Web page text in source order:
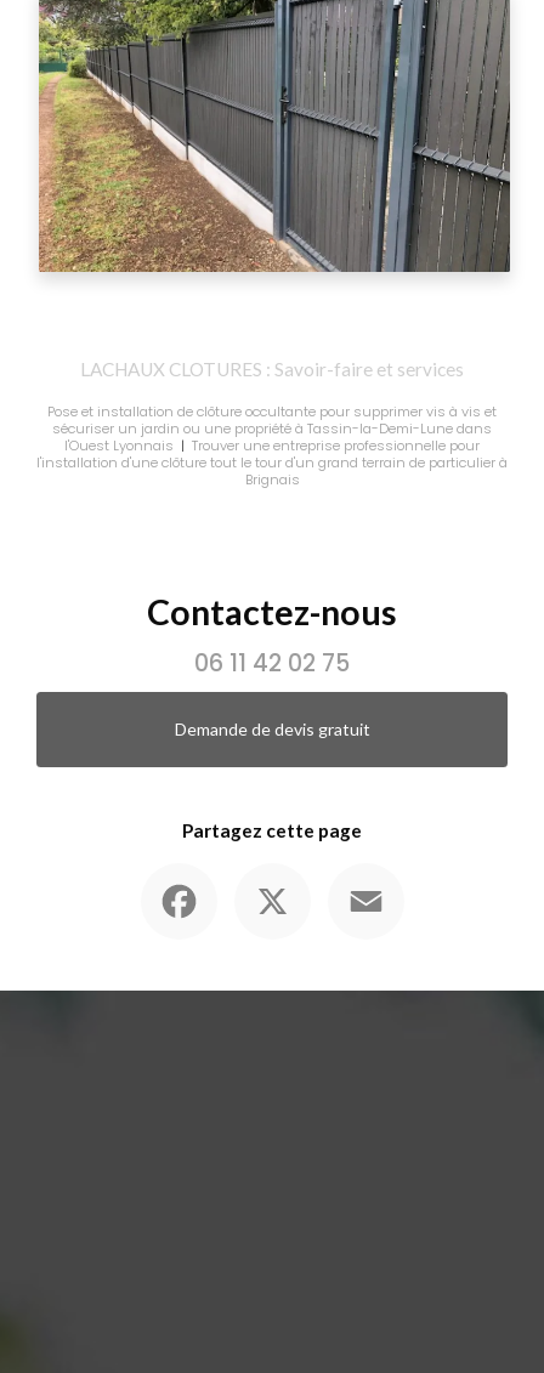
LACHAUX CLOTURES : Savoir-faire et services
Pose et installation de clôture occultante pour supprimer vis à vis et
sécuriser un jardin ou une propriété à Tassin-la-Demi-Lune dans
l'Ouest Lyonnais | Trouver une entreprise professionnelle pour
l'installation d'une clôture tout le tour d'un grand terrain de particulier à
Brignais
Contactez-nous
06 11 42 02 75
Demande de devis gratuit
Partagez cette page